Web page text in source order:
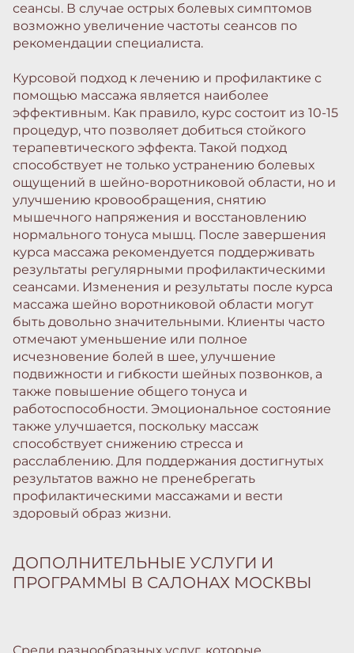
сеансы. В случае острых болевых симптомов
возможно увеличение частоты сеансов по
рекомендации специалиста.
Курсовой подход к лечению и профилактике с
помощью массажа является наиболее
эффективным. Как правило, курс состоит из 10-15
процедур, что позволяет добиться стойкого
терапевтического эффекта. Такой подход
способствует не только устранению болевых
ощущений в шейно-воротниковой области, но и
улучшению кровообращения, снятию
мышечного напряжения и восстановлению
нормального тонуса мышц. После завершения
курса массажа рекомендуется поддерживать
результаты регулярными профилактическими
сеансами. Изменения и результаты после курса
массажа шейно воротниковой области могут
быть довольно значительными. Клиенты часто
отмечают уменьшение или полное
исчезновение болей в шее, улучшение
подвижности и гибкости шейных позвонков, а
также повышение общего тонуса и
работоспособности. Эмоциональное состояние
также улучшается, поскольку массаж
способствует снижению стресса и
расслаблению. Для поддержания достигнутых
результатов важно не пренебрегать
профилактическими массажами и вести
здоровый образ жизни.
ДОПОЛНИТЕЛЬНЫЕ УСЛУГИ И
ПРОГРАММЫ В САЛОНАХ МОСКВЫ